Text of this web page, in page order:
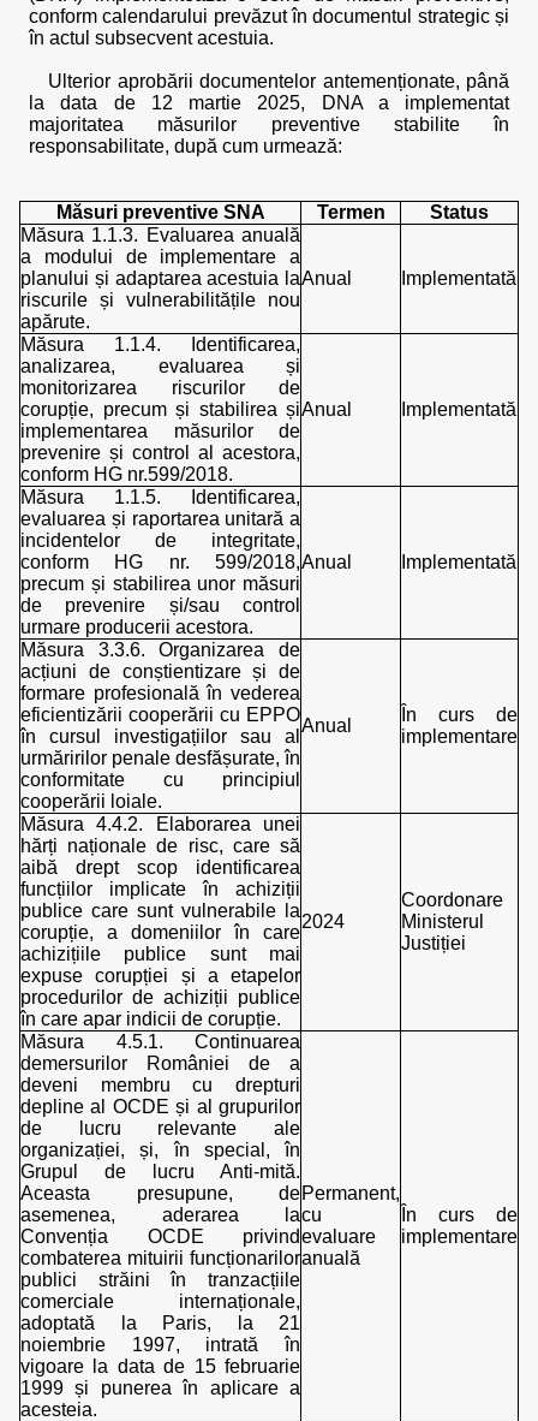
conform calendarului prevăzut în documentul strategic și
în actul subsecvent acestuia.
Ulterior aprobării documentelor antemenționate, până
la data de 12 martie 2025, DNA a implementat
majoritatea măsurilor preventive stabilite în
responsabilitate, după cum urmează:
Măsuri preventive SNA Termen
Status
Măsura 1.1.3. Evaluarea anuală
a modului de implementare a
planului și adaptarea acestuia la
riscurile și vulnerabilitățile nou
apărute.
Anual Implementată
Măsura 1.1.4. Identificarea,
analizarea, evaluarea și
monitorizarea riscurilor de
corupție, precum și stabilirea și
implementarea măsurilor de
prevenire și control al acestora,
conform HG nr.599/2018.
Anual Implementată
Măsura 1.1.5. Identificarea,
evaluarea și raportarea unitară a
incidentelor de integritate,
conform HG nr. 599/2018,
precum și stabilirea unor măsuri
de prevenire și/sau control
urmare producerii acestora.
Anual Implementată
Măsura 3.3.6. Organizarea de
acțiuni de conștientizare și de
formare profesională în vederea
eficientizării cooperării cu EPPO
în cursul investigațiilor sau al
urmăririlor penale desfășurate, în
conformitate cu principiul
cooperării loiale.
Anual
În curs de
implementare
Măsura 4.4.2. Elaborarea unei
hărți naționale de risc, care să
aibă drept scop identificarea
funcțiilor implicate în achiziții
publice care sunt vulnerabile la
corupție, a domeniilor în care
achizițiile publice sunt mai
expuse corupției și a etapelor
procedurilor de achiziții publice
în care apar indicii de corupție.
2024
Coordonare
Ministerul
Justiției
Măsura 4.5.1. Continuarea
demersurilor României de a
deveni membru cu drepturi
depline al OCDE și al grupurilor
de lucru relevante ale
organizației, și, în special, în
Grupul de lucru Anti-mită.
Aceasta presupune, de
asemenea, aderarea la
Convenția OCDE privind
combaterea mituirii funcționarilor
publici străini în tranzacțiile
comerciale internaționale,
adoptată la Paris, la 21
noiembrie 1997, intrată în
vigoare la data de 15 februarie
1999 și punerea în aplicare a
acesteia.
Permanent,
cu
evaluare
anuală
În curs de
implementare